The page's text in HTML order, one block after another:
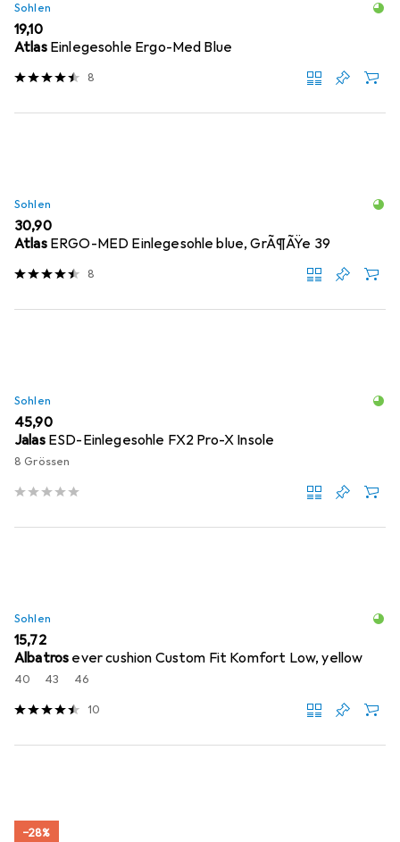
Sohlen
EUR
19,10
Atlas Einlegesohle Ergo-Med Blue
8
Sohlen
EUR
30,90
Atlas ERGO-MED Einlegesohle blue, GrÃ¶ÃŸe 39
8
Sohlen
EUR
45,90
Jalas ESD-Einlegesohle FX2 Pro-X Insole
8 Grössen
Sohlen
EUR
15,72
Albatros ever cushion Custom Fit Komfort Low, yellow
40 43 46
10
−28%